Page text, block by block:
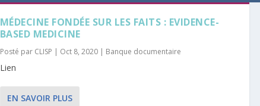
MÉDECINE FONDÉE SUR LES FAITS : EVIDENCE-
BASED MEDICINE
Posté par CLISP | Oct 8, 2020| Banque documentaire
Lien
EN SAVOIR PLUS